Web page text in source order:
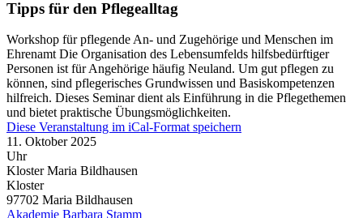
Tipps für den Pflegealltag
Workshop für pflegende An- und Zugehörige und Menschen im
Ehrenamt Die Organisation des Lebensumfelds hilfsbedürftiger
Personen ist für Angehörige häufig Neuland. Um gut pflegen zu
können, sind pflegerisches Grundwissen und Basiskompetenzen
hilfreich. Dieses Seminar dient als Einführung in die Pflegethemen
und bietet praktische Übungsmöglichkeiten.
Diese Veranstaltung im iCal-Format speichern
11. Oktober 2025
Uhr
Kloster Maria Bildhausen
Kloster
97702 Maria Bildhausen
Akademie Barbara Stamm